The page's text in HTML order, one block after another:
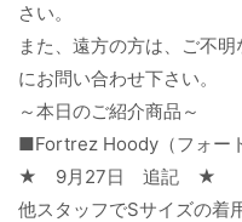
さい。
また、遠方の方は、ご不
にお問い合わせ下さい。
～本日のご紹介商品～
■Fortrez Hoody（フォ
★ 9月27日 追記 ★
他スタッフでSサイズの着